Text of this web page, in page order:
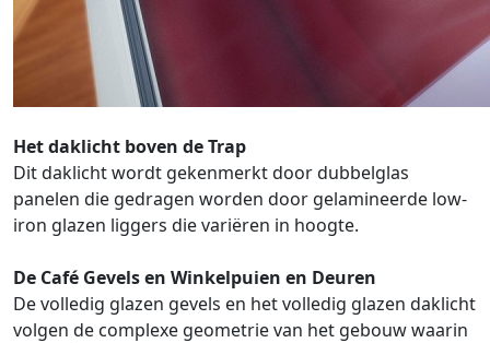
Het daklicht boven de Trap
Dit daklicht wordt gekenmerkt door dubbelglas
panelen die gedragen worden door gelamineerde low-
iron glazen liggers die variëren in hoogte.
De Café Gevels en Winkelpuien en Deuren
De volledig glazen gevels en het volledig glazen daklicht
volgen de complexe geometrie van het gebouw waarin